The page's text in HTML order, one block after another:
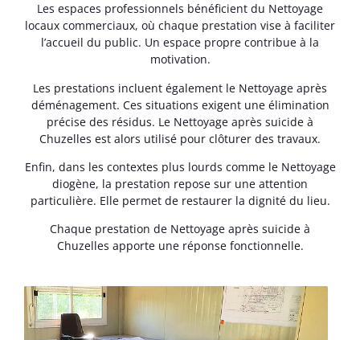
Les espaces professionnels bénéficient du Nettoyage
locaux commerciaux, où chaque prestation vise à faciliter
l’accueil du public. Un espace propre contribue à la
motivation.
Les prestations incluent également le Nettoyage après
déménagement. Ces situations exigent une élimination
précise des résidus. Le Nettoyage après suicide à
Chuzelles est alors utilisé pour clôturer des travaux.
Enfin, dans les contextes plus lourds comme le Nettoyage
diogène, la prestation repose sur une attention
particulière. Elle permet de restaurer la dignité du lieu.
Chaque prestation de Nettoyage après suicide à
Chuzelles apporte une réponse fonctionnelle.